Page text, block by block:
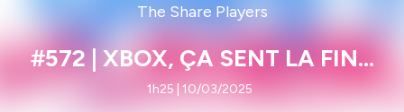
The Share Players
#572 | XBOX, ÇA SENT LA FIN...
1h25 | 10/03/2025